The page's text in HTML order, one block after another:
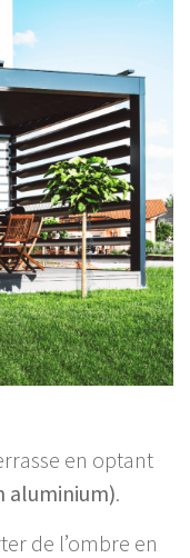
en optant
aluminium).
de l’ombre en